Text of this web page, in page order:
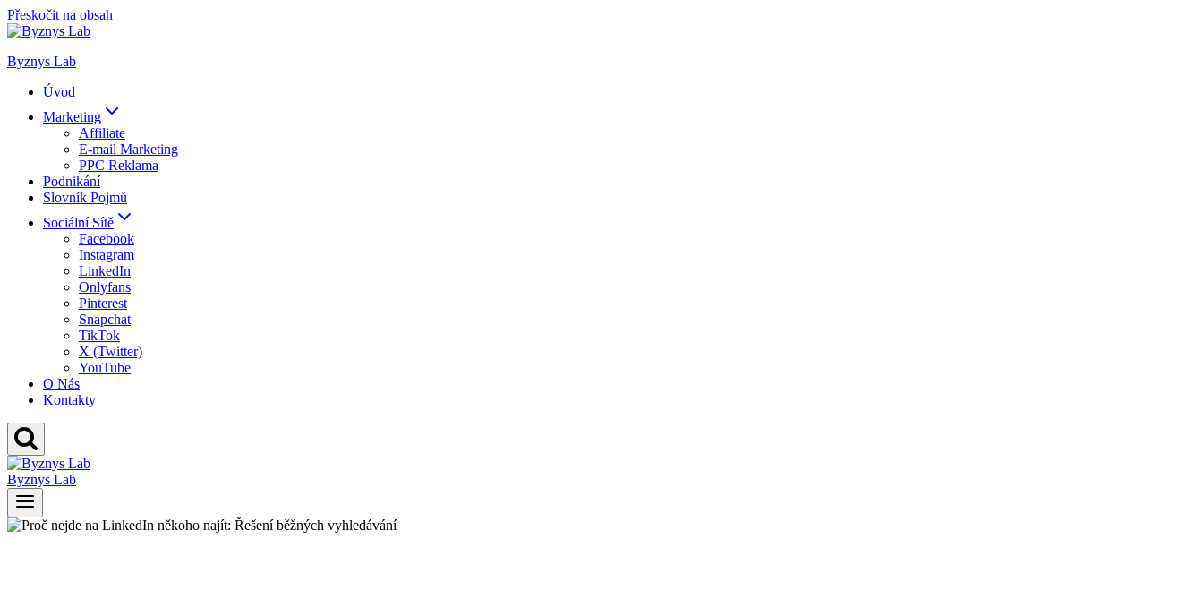
Přeskočit na obsah
Byznys Lab
Úvod
Marketing
Affiliate
E-mail Marketing
PPC Reklama
Podnikání
Slovník Pojmů
Sociální Sítě
Facebook
Instagram
LinkedIn
Onlyfans
Pinterest
Snapchat
TikTok
X (Twitter)
YouTube
O Nás
Kontakty
Byznys Lab